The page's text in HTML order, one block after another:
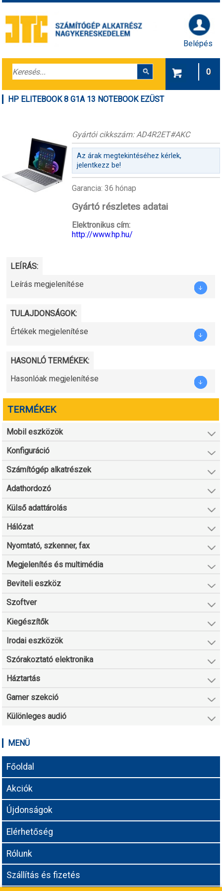
Belépés
0
HP ELITEBOOK 8 G1A 13 NOTEBOOK EZÜST
Gyártói cikkszám: AD4R2ET#AKC
Az árak megtekintéséhez kérlek,
jelentkezz be!
Garancia: 36 hónap
Gyártó részletes adatai
Elektronikus cím:
http://www.hp.hu/
LEÍRÁS:
Leírás megjelenítése
TULAJDONSÁGOK:
Értékek megjelenítése
HASONLÓ TERMÉKEK:
Hasonlóak megjelenítése
TERMÉKEK
Mobil eszközök
Konfiguráció
Számítógép alkatrészek
Adathordozó
Külső adattárolás
Hálózat
Nyomtató, szkenner, fax
Megjelenítés és multimédia
Beviteli eszköz
Szoftver
Kiegészítők
Irodai eszközök
Szórakoztató elektronika
Háztartás
Gamer szekció
Különleges audió
MENÜ
Főoldal
Akciók
Újdonságok
Elérhetőség
Rólunk
Szállítás és fizetés